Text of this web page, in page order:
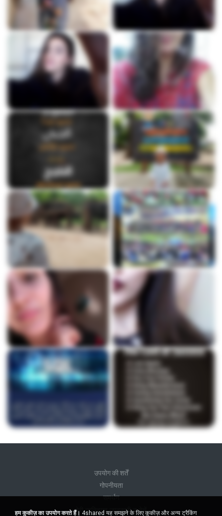
उपयोग की शर्तें
गोपनीयता
समर्थन
मेरी व्यक्तिगत जानकारी न बेचें
हम कुकीज़ का उपयोग करते हैं। 4shared यह समझने के लिए कुकीज़ और अन्य ट्रैकिंग